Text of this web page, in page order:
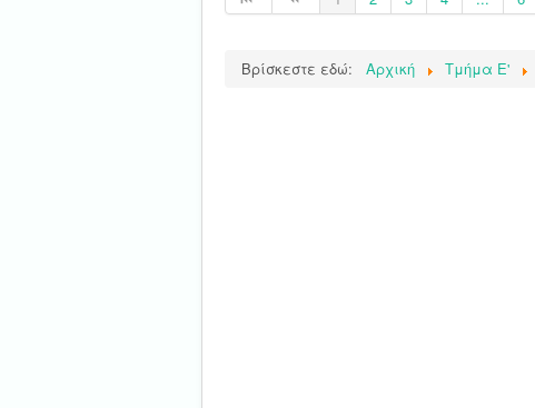
Βρίσκεστε εδώ: Αρχική Τμήμα E'